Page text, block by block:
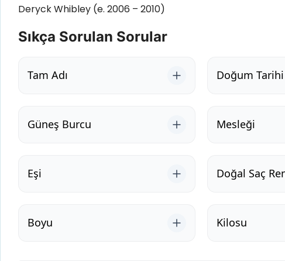
Deryck Whibley (e. 2006 – 2010)
Sıkça Sorulan Sorular
Tam Adı Doğum Tarihi
Güneş Burcu Mesleği
Eşi Doğal Saç
Boyu Kilosu